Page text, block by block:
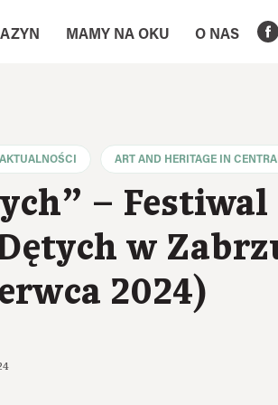
MAMY NA OKU O NAS
AKTUALNOŚCI ART AND HERITAGE IN
– Festiwal
w
2024)